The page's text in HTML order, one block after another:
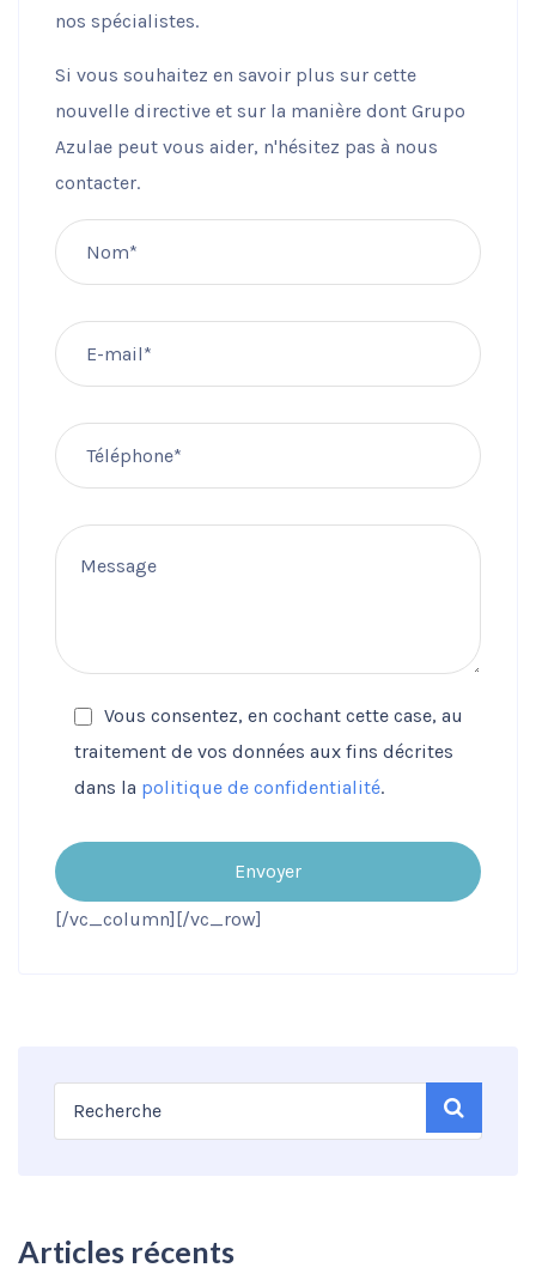
nos spécialistes.
Si vous souhaitez en savoir plus sur cette
nouvelle directive et sur la manière dont Grupo
Azulae peut vous aider, n'hésitez pas à nous
contacter.
Vous consentez, en cochant cette case, au
traitement de vos données aux fins décrites
dans la politique de confidentialité.
Envoyer
[/vc_column][/vc_row]
Articles récents